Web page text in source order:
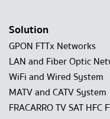
Solution
GPON FTTx Networks
LAN and Fiber Optic
WiFi and Wired System
MATV and CATV System
FRACARRO TV SAT HFC